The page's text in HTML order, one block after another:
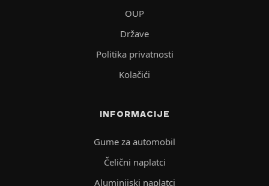
OUP
Države
Politika privatnosti
Kolačići
INFORMACIJE
Gume za automobil
Čelični naplatci
Aluminijski naplatci